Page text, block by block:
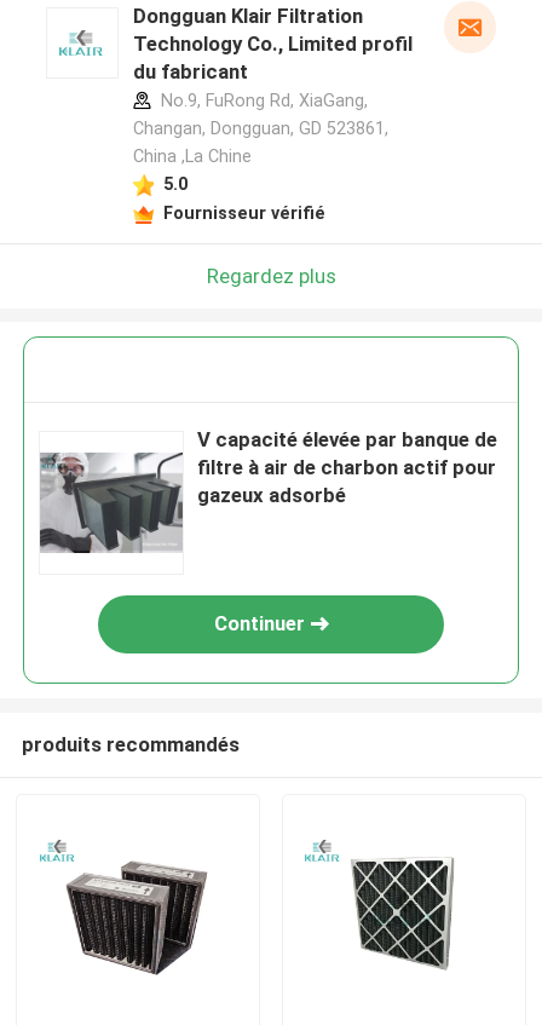
Dongguan Klair Filtration
Technology Co., Limited profil
du fabricant
No.9, FuRong Rd, XiaGang,
Changan, Dongguan, GD 523861,
China ,La Chine
5.0
Fournisseur vérifié
Regardez plus
V capacité élevée par banque de
filtre à air de charbon actif pour
gazeux adsorbé
Continuer
produits recommandés